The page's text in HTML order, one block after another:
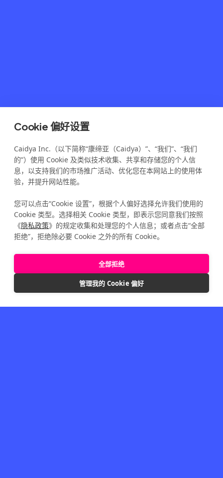
Cookie 偏好设置
Caidya Inc.（以下简称“康缔亚（Caidya）”、“我们”、“我们
的”）使用 Cookie 及类似技术收集、共享和存储您的个人信
息，以支持我们的市场推广活动、优化您在本网站上的使用体
验，并提升网站性能。
您可以点击“Cookie 设置”，根据个人偏好选择允许我们使用的
Cookie 类型。选择相关 Cookie 类型，即表示您同意我们按照
《隐私政策》的规定收集和处理您的个人信息；或者点击“全部
拒绝”，拒绝除必要 Cookie 之外的所有 Cookie。
全部拒绝
管理我的 Cookie 偏好